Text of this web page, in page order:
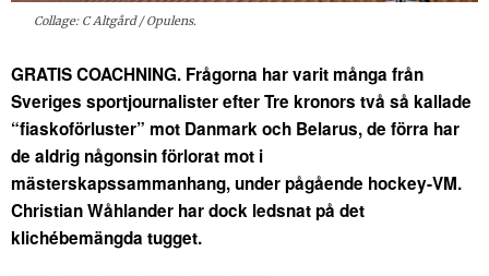
Collage: C Altgård / Opulens.
GRATIS COACHNING. Frågorna har varit många från
Sveriges sportjournalister efter Tre kronors två så kallade
“fiaskoförluster” mot Danmark och Belarus, de förra har
de aldrig någonsin förlorat mot i
mästerskapssammanhang, under pågående hockey-VM.
Christian Wåhlander har dock ledsnat på det
klichébemängda tugget.